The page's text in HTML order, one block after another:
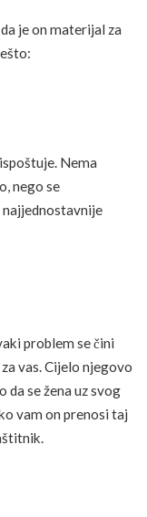
je on materijal za
Nema
nego se
najjednostavnije
problem se čini
vas. Cijelo njegovo
da se žena uz svog
vam on prenosi taj